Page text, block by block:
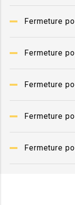
Fermeture
Fermeture
Fermeture
Fermeture
Fermeture